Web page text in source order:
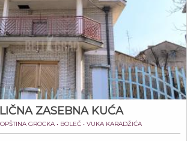
ZASEBNA KUĆA
GROCKA • BOLEČ • VUKA KARADŽIĆA